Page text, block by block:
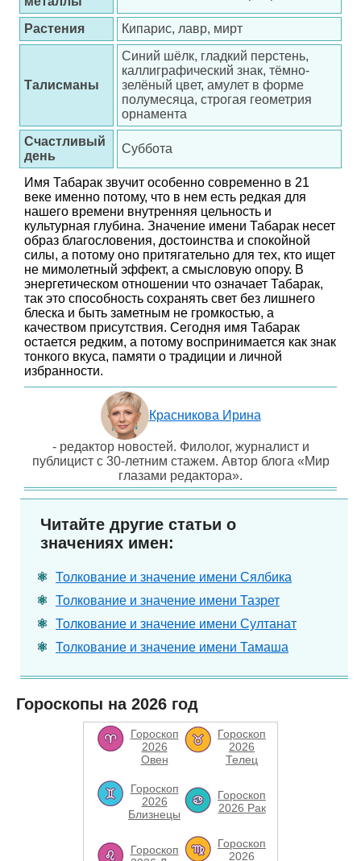
Растения Кипарис, лавр, мирт
Талисманы
Синий шёлк, гладкий перстень,
каллиграфический знак, тёмно-
зелёный цвет, амулет в форме
полумесяца, строгая геометрия
орнамента
Счастливый
день
Суббота
Имя Табарак звучит особенно современно в 21
веке именно потому, что в нем есть редкая для
нашего времени внутренняя цельность и
культурная глубина. Значение имени Табарак несет
образ благословения, достоинства и спокойной
силы, а потому оно притягательно для тех, кто ищет
не мимолетный эффект, а смысловую опору. В
энергетическом отношении что означает Табарак,
так это способность сохранять свет без лишнего
блеска и быть заметным не громкостью, а
качеством присутствия. Сегодня имя Табарак
остается редким, а потому воспринимается как знак
тонкого вкуса, памяти о традиции и личной
избранности.
Красникова Ирина
- редактор новостей. Филолог, журналист и
публицист с 30-летним стажем. Автор блога «Мир
глазами редактора».
Читайте другие статьи о
значениях имен:
Толкование и значение имени Сялбика
Толкование и значение имени Тазрет
Толкование и значение имени Султанат
Толкование и значение имени Тамаша
Гороскопы на 2026 год
Гороскоп
2026
Овен
Гороскоп
2026
Телец
Гороскоп
2026
Близнецы
Гороскоп
2026 Рак
Гороскоп
Гороскоп
2026